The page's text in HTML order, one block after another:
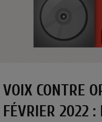
VOIX CONTRE
FÉVRIER 2022 :